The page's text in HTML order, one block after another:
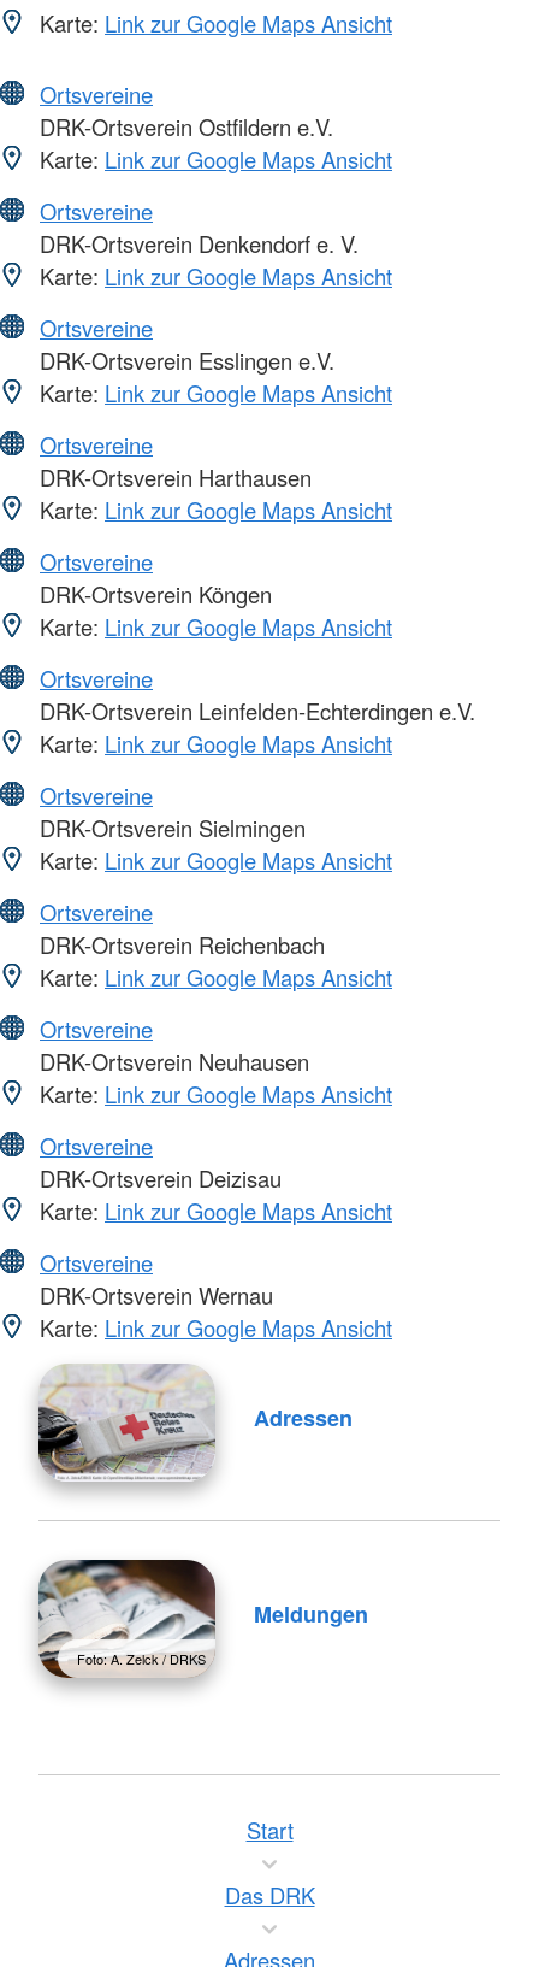
Karte: Link zur Google Maps Ansicht
Ortsvereine
DRK-Ortsverein Ostfildern e.V.
Karte: Link zur Google Maps Ansicht
Ortsvereine
DRK-Ortsverein Denkendorf e. V.
Karte: Link zur Google Maps Ansicht
Ortsvereine
DRK-Ortsverein Esslingen e.V.
Karte: Link zur Google Maps Ansicht
Ortsvereine
DRK-Ortsverein Harthausen
Karte: Link zur Google Maps Ansicht
Ortsvereine
DRK-Ortsverein Köngen
Karte: Link zur Google Maps Ansicht
Ortsvereine
DRK-Ortsverein Leinfelden-Echterdingen e.V.
Karte: Link zur Google Maps Ansicht
Ortsvereine
DRK-Ortsverein Sielmingen
Karte: Link zur Google Maps Ansicht
Ortsvereine
DRK-Ortsverein Reichenbach
Karte: Link zur Google Maps Ansicht
Ortsvereine
DRK-Ortsverein Neuhausen
Karte: Link zur Google Maps Ansicht
Ortsvereine
DRK-Ortsverein Deizisau
Karte: Link zur Google Maps Ansicht
Ortsvereine
DRK-Ortsverein Wernau
Karte: Link zur Google Maps Ansicht
Adressen
Foto: A. Zelck / DRKS
Meldungen
Start
Das DRK
Adressen